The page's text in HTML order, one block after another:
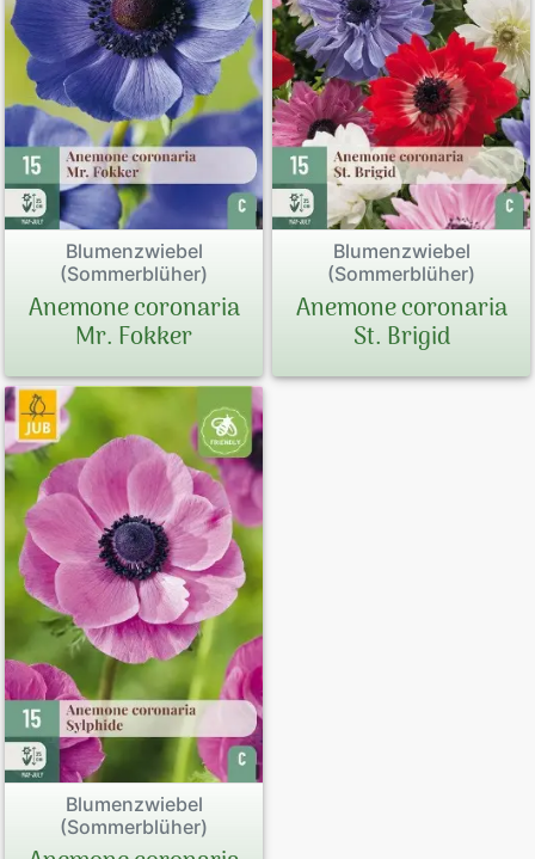
Blumenzwiebel
(Sommerblüher)
Anemone coronaria
Mr. Fokker
Blumenzwiebel
(Sommerblüher)
Anemone coronaria
St. Brigid
Blumenzwiebel
(Sommerblüher)